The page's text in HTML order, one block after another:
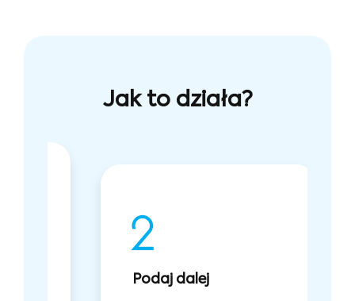
Jak to działa?
Podaj dalej